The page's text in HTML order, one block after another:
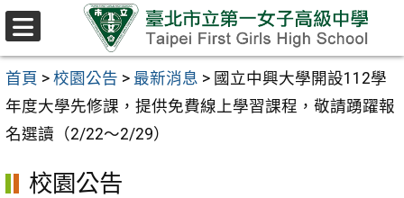
跳至主要內容區
首頁 > 校園公告 > 最新消息 > 國立中興大學開設112學
年度大學先修課，提供免費線上學習課程，敬請踴躍報
名選讀（2/22～2/29）
校園公告
選
單